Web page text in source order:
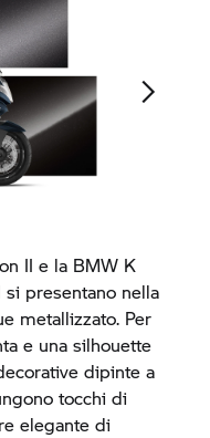
II e la BMW K
presentano nella
metallizzato. Per
e una silhouette
dipinte a
tocchi di
elegante di